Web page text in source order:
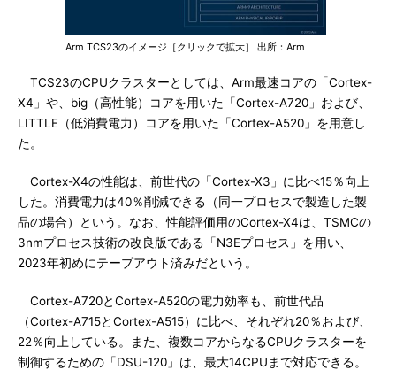
Arm TCS23のイメージ［クリックで拡大］ 出所：Arm
TCS23のCPUクラスターとしては、Arm最速コアの「Cortex-
X4」や、big（高性能）コアを用いた「Cortex-A720」および、
LITTLE（低消費電力）コアを用いた「Cortex-A520」を用意し
た。
Cortex-X4の性能は、前世代の「Cortex-X3」に比べ15％向上
した。消費電力は40％削減できる（同一プロセスで製造した製
品の場合）という。なお、性能評価用のCortex-X4は、TSMCの
3nmプロセス技術の改良版である「N3Eプロセス」を用い、
2023年初めにテープアウト済みだという。
Cortex-A720とCortex-A520の電力効率も、前世代品
（Cortex-A715とCortex-A515）に比べ、それぞれ20％および、
22％向上している。また、複数コアからなるCPUクラスターを
制御するための「DSU-120」は、最大14CPUまで対応できる。